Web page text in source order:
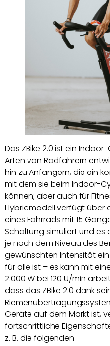
Das ZBike 2.0 ist ein
Arten von Radfahrern
hin zu Anfängern, die ein
mit dem sie beim Indoor-
können; aber auch für
Hybridmodell verfügt über
eines Fahrrads mit 15
Schaltung simuliert und es
je nach dem Niveau des
gewünschten Intensität
für alle ist – es kann mit
2.000 W bei 120 U/min
dass das ZBike 2.0 dank
Geräte auf dem Markt ist,
fortschrittliche
z. B. die folgenden